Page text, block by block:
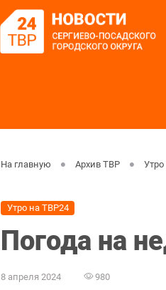
На главную Архив ТВР
Утро на ТВР24
Погода на
8 апреля 2024 980